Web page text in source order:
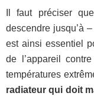
Il faut préciser
descendre jusqu’à
est ainsi essentiel
de l’appareil
températures
radiateur qui doit